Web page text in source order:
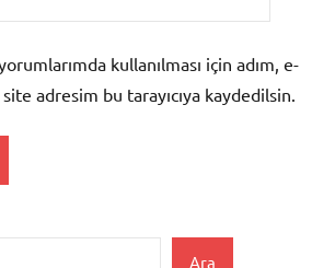
kullanılması için adım, e-
adresim bu tarayıcıya kaydedilsin.
Ara